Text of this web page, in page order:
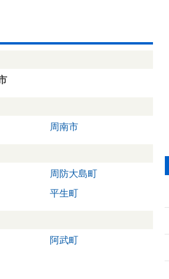
周南市
周防大島町
平生町
阿武町